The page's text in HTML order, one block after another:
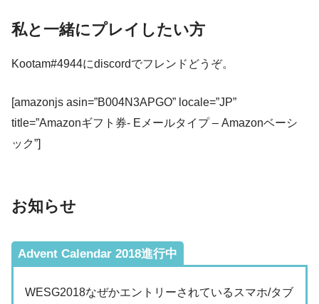
私と一緒にプレイしたい方
Kootam#4944にdiscordでフレンドどうぞ。
[amazonjs asin=”B004N3APGO” locale=”JP”
title=”Amazonギフト券- Eメールタイプ – Amazonベーシ
ック”]
お知らせ
Advent Calendar 2018進行中
WESG2018なぜかエントリーされているスマホ/タブ